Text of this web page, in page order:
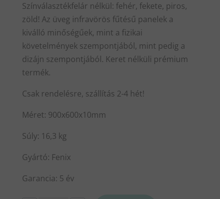
Színválasztékfelár nélkül: fehér, fekete, piros,
zöld! Az üveg infravörös fűtésű panelek a
kiválló minőségűek, mint a fizikai
követelmények szempontjából, mint pedig a
dizájn szempontjából. Keret nélküli prémium
termék.
Csak rendelésre, szállítás 2-4 hét!
Méret: 900x600x10mm
Súly: 16,3 kg
Gyártó: Fenix
Garancia: 5 év